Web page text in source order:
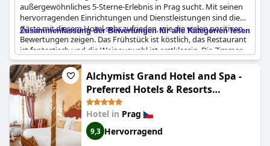
außergewöhnliches 5-Sterne-Erlebnis in Prag sucht. Mit seinen
hervorragenden Einrichtungen und Dienstleistungen sind die
Gäste mit diesem Hotel sehr zufrieden, wie die vielen positiven
Bewertungen zeigen. Das Frühstück ist köstlich, das Restaurant
ist fantastisch und die Weinauswahl ist erstklassig. Die Zimmer
sind komfortabel und die Lage des Hotels ist unschlagbar. Einige
Kritiker erwähnen zwar kleinere Probleme mit dem Frühstück
und den Zimmern, aber insgesamt wird dieses Hotel sehr
empfohlen, und 100 % der Gäste geben ihr Gütesiegel.
Zusammenfassung der Bewertungen für alle Kategorien lesen
Alchymist Grand Hotel and Spa -
Preferred Hotels & Resorts
(Alchymist Grand Hotel and Spa)
Hotel in Prag
9,3 Hervorragend